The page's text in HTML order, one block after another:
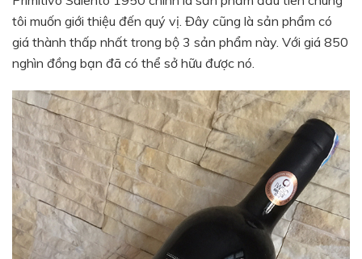
tôi muốn giới thiệu đến quý vị. Đây cũng là sản phẩm có
giá thành thấp nhất trong bộ 3 sản phẩm này. Với giá 850
nghìn đồng bạn đã có thể sở hữu được nó.